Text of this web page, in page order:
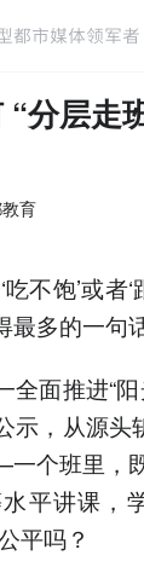
分层走
育
不饱’或者
多的一句话
面推进“
，从源头
个班里，
平讲课，
平吗？